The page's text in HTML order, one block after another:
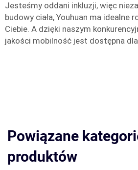
Jesteśmy oddani inkluzji, więc
budowy ciała, Youhuan ma idealne
Ciebie. A dzięki naszym
jakości mobilność jest dostępna
Powiązane
produktów